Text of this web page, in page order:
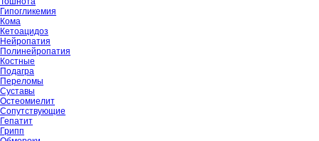
Гипогликемия
Кома
Кетоацидоз
Нейропатия
Полинейропатия
Костные
Подагра
Переломы
Суставы
Остеомиелит
Сопутствующие
Гепатит
Грипп